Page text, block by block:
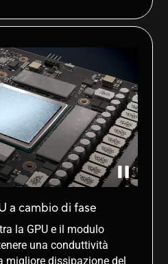
a cambio di fase
la GPU e il modulo
una conduttività
migliore dissipazione del